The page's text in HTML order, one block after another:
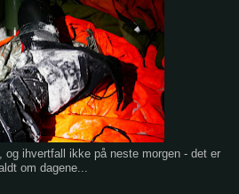
ihvertfall ikke på neste morgen - det er
om dagene...